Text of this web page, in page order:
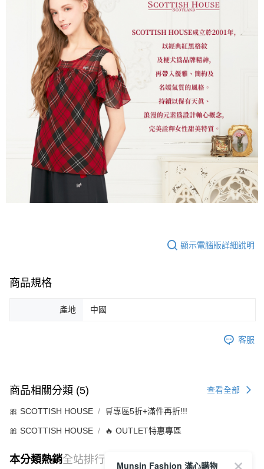
顯示電腦版詳細說明
商品規格
產地 中國
客服
商品相關分類 (5) 查看全部
🎀 SCOTTISH HOUSE 🛒專區5折+滿件再折!!!
🎀 SCOTTISH HOUSE 🔥 OUTLET特惠專區
本分類熱銷全站排行
Munsin Fashion 滿心購物